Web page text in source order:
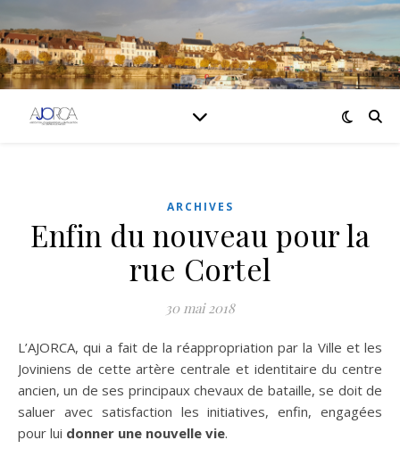
ARCHIVES
Enfin du nouveau pour la
rue Cortel
30 mai 2018
L’AJORCA, qui a fait de la réappropriation par la Ville et les
Joviniens de cette artère centrale et identitaire du centre
ancien, un de ses principaux chevaux de bataille, se doit de
saluer avec satisfaction les initiatives, enfin, engagées
pour lui donner une nouvelle vie.